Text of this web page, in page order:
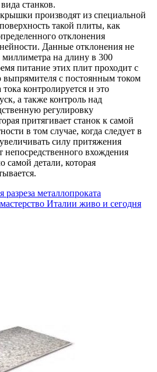
станков.
производят из специальной
такой плиты, как
отклонения
Данные отклонения не
на длину в 300
питание этих плит проходит с
с постоянным током
контролируется и это
а также контроль над
регулировку
притягивает станок к самой
в том случае, когда следует в
силу притяжения
непосредственного вхождения
самой детали, которая
разреза металлопроката
Италии живо и сегодня